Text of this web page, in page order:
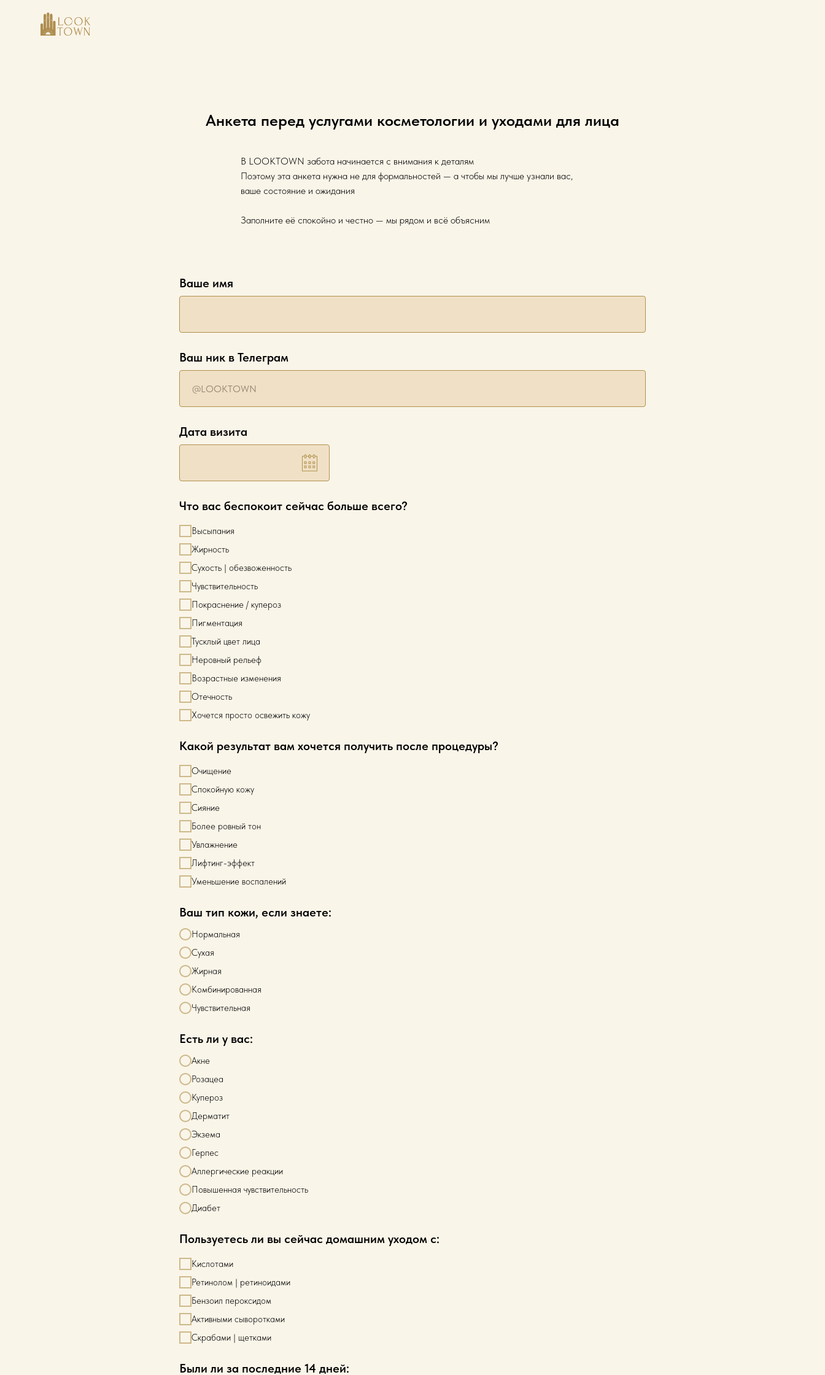
Анкета перед услугами косметологии и уходами для лица
В LOOKTOWN забота начинается с внимания к деталям
Поэтому эта анкета нужна не для формальностей — а чтобы мы лучше узнали вас,
ваше состояние и ожидания
Заполните её спокойно и честно — мы рядом и всё объясним
Ваше имя
Ваш ник в Телеграм
Дата визита
Что вас беспокоит сейчас больше всего?
Высыпания
Жирность
Сухость | обезвоженность
Чувствительность
Покраснение / купероз
Пигментация
Тусклый цвет лица
Неровный рельеф
Возрастные изменения
Отечность
Хочется просто освежить кожу
Какой результат вам хочется получить после процедуры?
Очищение
Спокойную кожу
Сияние
Более ровный тон
Увлажнение
Лифтинг-эффект
Уменьшение воспалений
Ваш тип кожи, если знаете:
Нормальная
Сухая
Жирная
Комбинированная
Чувствительная
Есть ли у вас:
Акне
Розацеа
Купероз
Дерматит
Экзема
Герпес
Аллергические реакции
Повышенная чувствительность
Диабет
Пользуетесь ли вы сейчас домашним уходом с:
Кислотами
Ретинолом | ретиноидами
Бензоил пероксидом
Активными сыворотками
Скрабами | щетками
Были ли за последние 14 дней: